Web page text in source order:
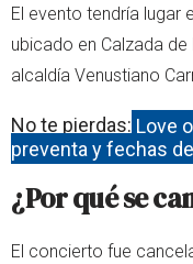
El evento tendría lugar
ubicado en Calzada
alcaldía Venustiano
No te pierdas: Love
preventa y fechas
¿Por qué se
El concierto fue